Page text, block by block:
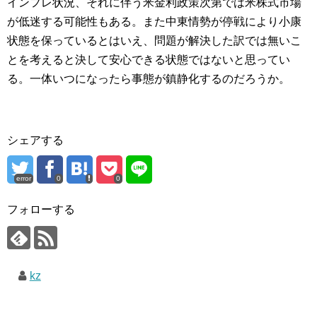
が低迷する可能性もある。また中東情勢が停戦により小康
状態を保っているとはいえ、問題が解決した訳では無いこ
とを考えると決して安心できる状態ではないと思ってい
る。一体いつになったら事態が鎮静化するのだろうか。
シェアする
error 0 0
フォローする
kz